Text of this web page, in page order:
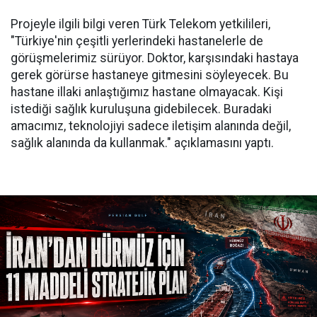
Projeyle ilgili bilgi veren Türk Telekom yetkilileri,
"Türkiye'nin çeşitli yerlerindeki hastanelerle de
görüşmelerimiz sürüyor. Doktor, karşısındaki hastaya
gerek görürse hastaneye gitmesini söyleyecek. Bu
hastane illaki anlaştığımız hastane olmayacak. Kişi
istediği sağlık kuruluşuna gidebilecek. Buradaki
amacımız, teknolojiyi sadece iletişim alanında değil,
sağlık alanında da kullanmak." açıklamasını yaptı.